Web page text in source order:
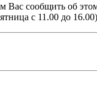
Вас сообщить об
с 11.00 до